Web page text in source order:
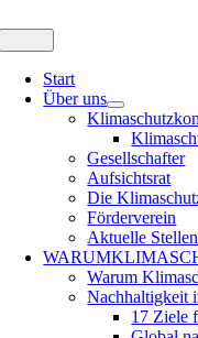
springen
Navigation
Start
Über uns
Gesellschafter
Aufsichtsrat
Die
Förderverein
Aktuelle
WARUM
Warum
Nachhaltigkeit
17 Ziele